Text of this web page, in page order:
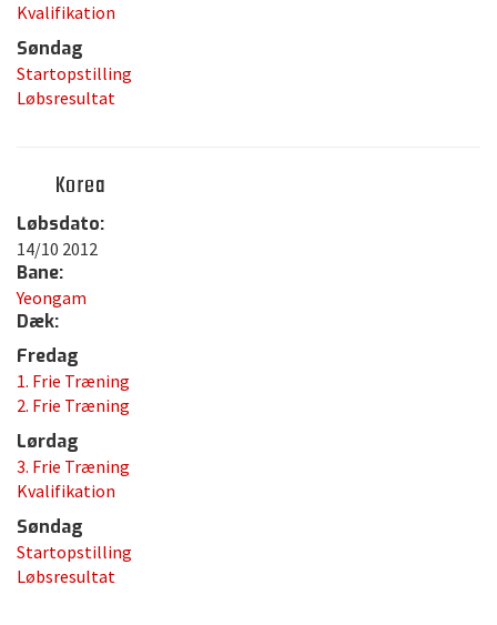
Kvalifikation
Søndag
Startopstilling
Løbsresultat
Korea
Løbsdato:
14/10 2012
Bane:
Yeongam
Dæk:
Fredag
1. Frie Træning
2. Frie Træning
Lørdag
3. Frie Træning
Kvalifikation
Søndag
Startopstilling
Løbsresultat